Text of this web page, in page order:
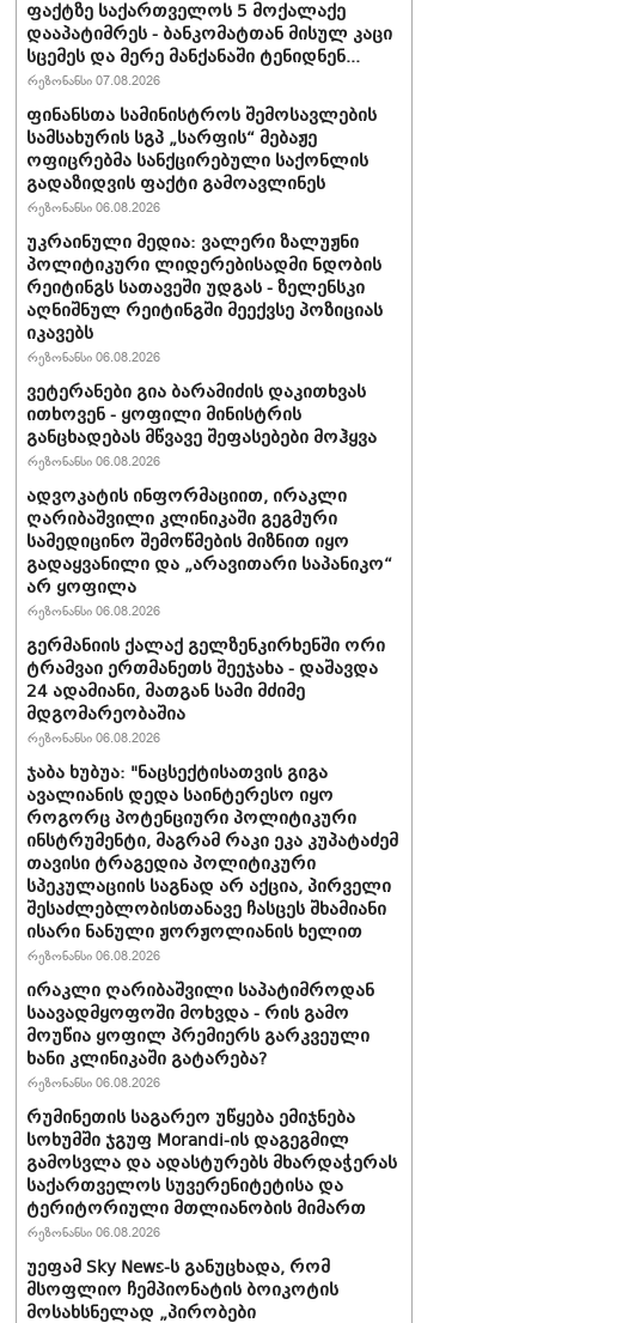
ფაქტზე საქართველოს 5 მოქალაქე
დააპატიმრეს - ბანკომატთან მისულ კაცი
სცემეს და მერე მანქანაში ტენიდნენ...
რეზონანსი 07.08.2026
ფინანსთა სამინისტროს შემოსავლების
სამსახურის სგპ „სარფის“ მებაჟე
ოფიცრებმა სანქცირებული საქონლის
გადაზიდვის ფაქტი გამოავლინეს
რეზონანსი 06.08.2026
უკრაინული მედია: ვალერი ზალუჟნი
პოლიტიკური ლიდერებისადმი ნდობის
რეიტინგს სათავეში უდგას - ზელენსკი
აღნიშნულ რეიტინგში მეექვსე პოზიციას
იკავებს
რეზონანსი 06.08.2026
ვეტერანები გია ბარამიძის დაკითხვას
ითხოვენ - ყოფილი მინისტრის
განცხადებას მწვავე შეფასებები მოჰყვა
რეზონანსი 06.08.2026
ადვოკატის ინფორმაციით, ირაკლი
ღარიბაშვილი კლინიკაში გეგმური
სამედიცინო შემოწმების მიზნით იყო
გადაყვანილი და „არავითარი საპანიკო“
არ ყოფილა
რეზონანსი 06.08.2026
გერმანიის ქალაქ გელზენკირხენში ორი
ტრამვაი ერთმანეთს შეეჯახა - დაშავდა
24 ადამიანი, მათგან სამი მძიმე
მდგომარეობაშია
რეზონანსი 06.08.2026
ჯაბა ხუბუა: "ნაცსექტისათვის გიგა
ავალიანის დედა საინტერესო იყო
როგორც პოტენციური პოლიტიკური
ინსტრუმენტი, მაგრამ რაკი ეკა კუპატაძემ
თავისი ტრაგედია პოლიტიკური
სპეკულაციის საგნად არ აქცია, პირველი
შესაძლებლობისთანავე ჩასცეს შხამიანი
ისარი ნანული ჟორჟოლიანის ხელით
რეზონანსი 06.08.2026
ირაკლი ღარიბაშვილი საპატიმროდან
საავადმყოფოში მოხვდა - რის გამო
მოუწია ყოფილ პრემიერს გარკვეული
ხანი კლინიკაში გატარება?
რეზონანსი 06.08.2026
რუმინეთის საგარეო უწყება ემიჯნება
სოხუმში ჯგუფ Morandi-ის დაგეგმილ
გამოსვლა და ადასტურებს მხარდაჭერას
საქართველოს სუვერენიტეტისა და
ტერიტორიული მთლიანობის მიმართ
რეზონანსი 06.08.2026
უეფამ Sky News-ს განუცხადა, რომ
მსოფლიო ჩემპიონატის ბოიკოტის
მოსახსნელად „პირობები